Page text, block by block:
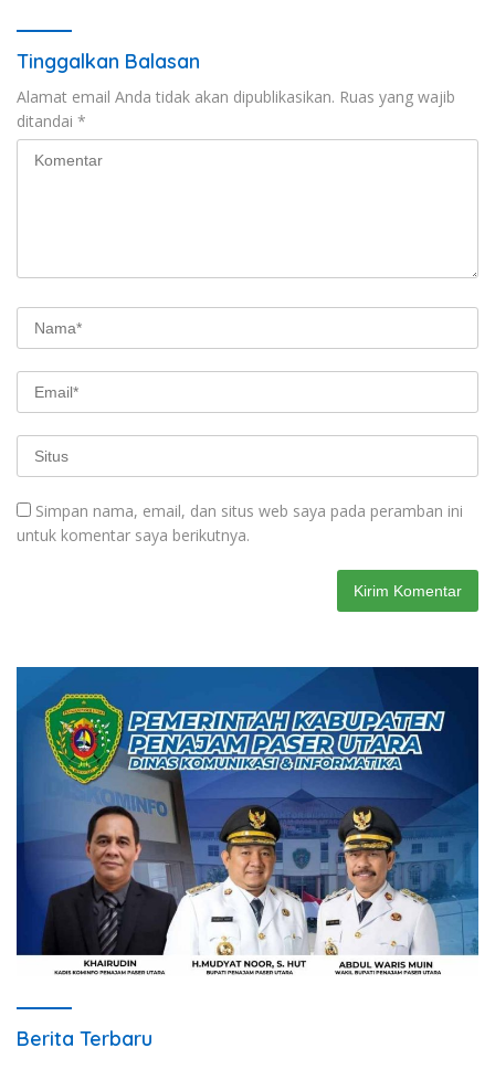
Tinggalkan Balasan
Alamat email Anda tidak akan dipublikasikan. Ruas yang wajib
ditandai *
Simpan nama, email, dan situs web saya pada peramban ini
untuk komentar saya berikutnya.
Berita Terbaru